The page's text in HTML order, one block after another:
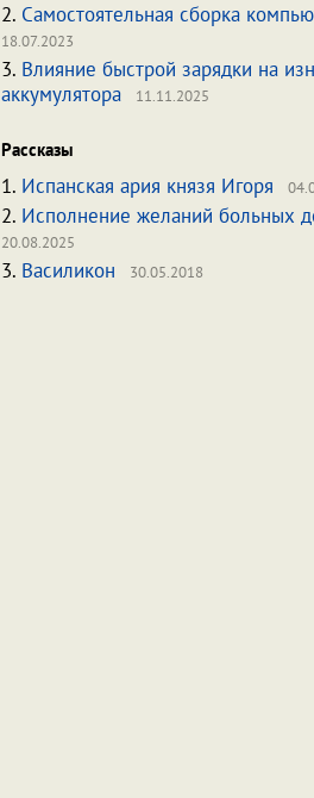
2. Самостоятельная сборка
18.07.2023
3. Влияние быстрой зарядки на
аккумулятора
11.11.2025
Рассказы
1. Испанская ария князя Игоря
2. Исполнение желаний больных
20.08.2025
3. Василикон 30.05.2018